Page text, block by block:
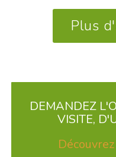
Plus
DEMANDEZ
VISITE,